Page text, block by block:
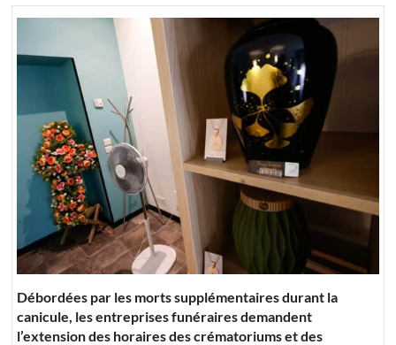
Débordées par les morts supplémentaires durant la
canicule, les entreprises funéraires demandent
l’extension des horaires des crématoriums et des